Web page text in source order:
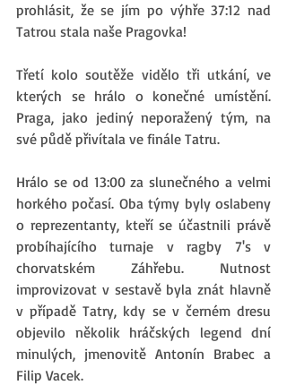
prohlásit, že se jím po výhře 37:12 nad
Tatrou stala naše Pragovka!
Třetí kolo soutěže vidělo tři utkání, ve
kterých se hrálo o konečné umístění.
Praga, jako jediný neporažený tým, na
své půdě přivítala ve finále Tatru.
Hrálo se od 13:00 za slunečného a velmi
horkého počasí. Oba týmy byly oslabeny
o reprezentanty, kteří se účastnili právě
probíhajícího turnaje v ragby 7's v
chorvatském Záhřebu. Nutnost
improvizovat v sestavě byla znát hlavně
v případě Tatry, kdy se v černém dresu
objevilo několik hráčských legend dní
minulých, jmenovitě Antonín Brabec a
Filip Vacek.